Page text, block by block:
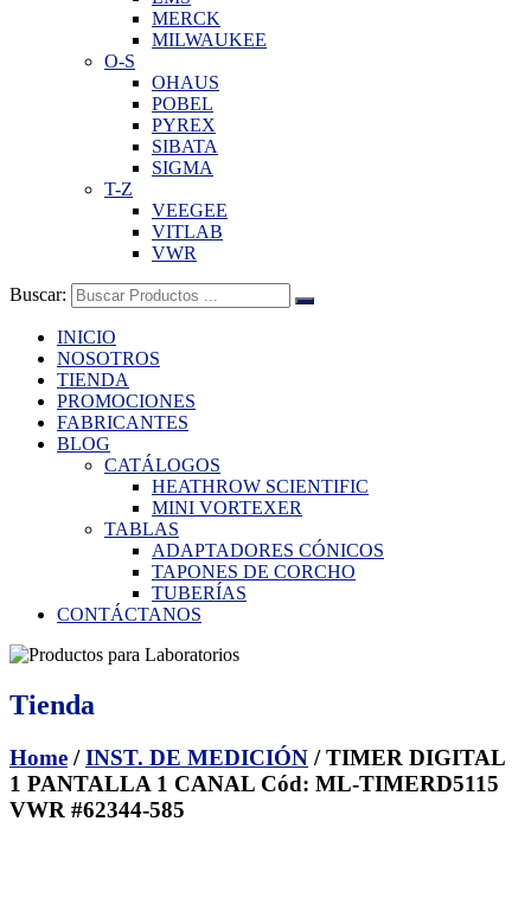
MERCK
MILWAUKEE
O-S
OHAUS
POBEL
PYREX
SIBATA
SIGMA
T-Z
VEEGEE
VITLAB
VWR
Buscar:
INICIO
NOSOTROS
TIENDA
PROMOCIONES
FABRICANTES
BLOG
CATÁLOGOS
HEATHROW SCIENTIFIC
MINI VORTEXER
TABLAS
ADAPTADORES CÓNICOS
TAPONES DE CORCHO
TUBERÍAS
CONTÁCTANOS
Tienda
Home /INST. DE MEDICIÓN / TIMER DIGITAL
1 PANTALLA 1 CANAL Cód: ML-TIMERD5115
VWR #62344-585